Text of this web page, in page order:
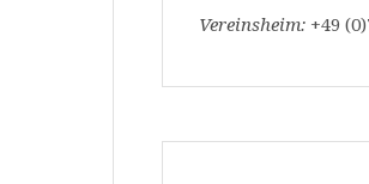
Vereinsheim: +49